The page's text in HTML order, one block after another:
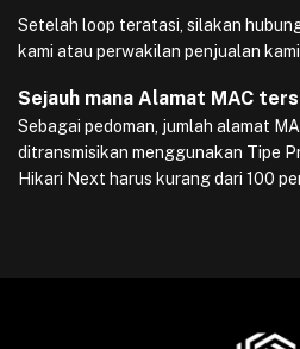
Setelah loop teratasi, silakan
kami atau perwakilan penjualan
Sejauh mana Alamat MAC
Sebagai pedoman, jumlah alamat
ditransmisikan menggunakan Tipe
Hikari Next harus kurang dari 100